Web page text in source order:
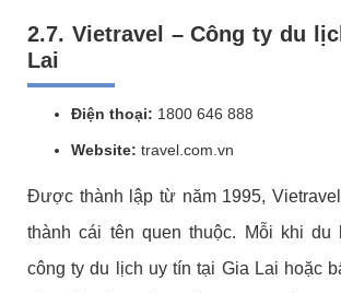
2.7. Vietravel – Công ty du
Lai
Điện thoại: 1800 646 888
Website: travel.com.vn
Được thành lập từ năm 1995,
thành cái tên quen thuộc. Mỗi khi du
công ty du lịch uy tín tại Gia Lai hoặc